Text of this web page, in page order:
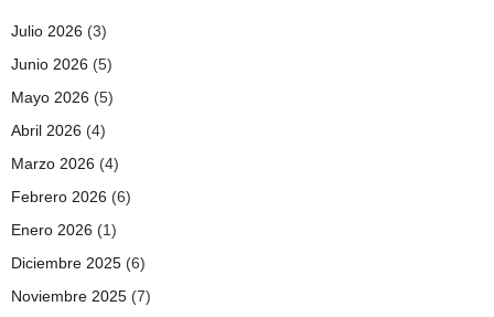
Julio 2026 (3)
Junio 2026 (5)
Mayo 2026 (5)
Abril 2026 (4)
Marzo 2026 (4)
Febrero 2026 (6)
Enero 2026 (1)
Diciembre 2025 (6)
Noviembre 2025 (7)